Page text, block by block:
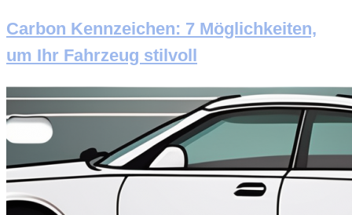
Carbon Kennzeichen: 7 Möglichkeiten,
um Ihr Fahrzeug stilvoll